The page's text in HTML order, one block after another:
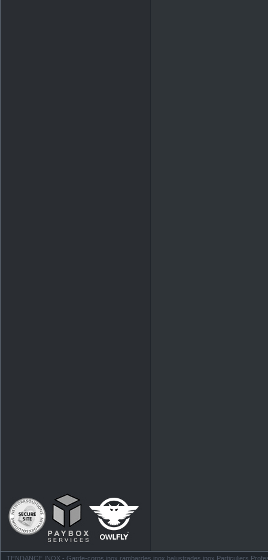
TENDANCE INOX - Garde-corps inox rambardes inox balustrades inox Particuliers